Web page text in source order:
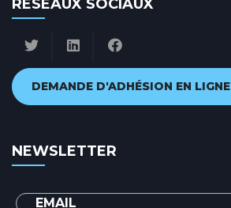
RÉSEAUX SOCIAUX
DEMANDE D'ADHÉSION EN LIGNE
NEWSLETTER